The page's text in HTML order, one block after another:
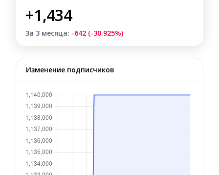
+1,434
За 3 месяца: -642 (-30.925%)
Изменение подписчиков